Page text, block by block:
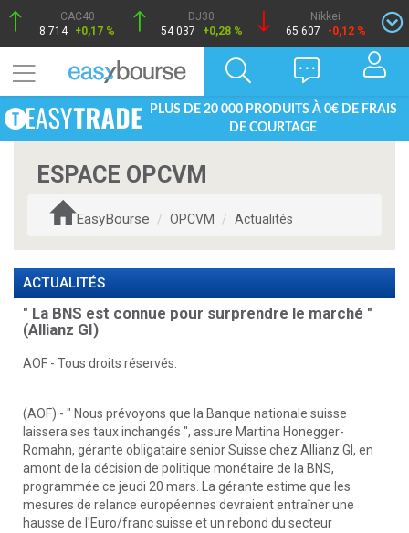
CAC40
8 714 +0,17 %
DJ30
54 037
+0,28 %
Nikkei
65 607
-0,12 %
PLUS DE 20 000 PRODUITS À 0€ DE FRAIS
DE COURTAGE
ESPACE OPCVM
EasyBourse OPCVM Actualités
ACTUALITÉS
" La BNS est connue pour surprendre le marché "
(Allianz GI)
AOF - Tous droits réservés.
(AOF) - " Nous prévoyons que la Banque nationale suisse
laissera ses taux inchangés ", assure Martina Honegger-
Romahn, gérante obligataire senior Suisse chez Allianz GI, en
amont de la décision de politique monétaire de la BNS,
programmée ce jeudi 20 mars. La gérante estime que les
mesures de relance européennes devraient entraîner une
hausse de l'Euro/franc suisse et un rebond du secteur